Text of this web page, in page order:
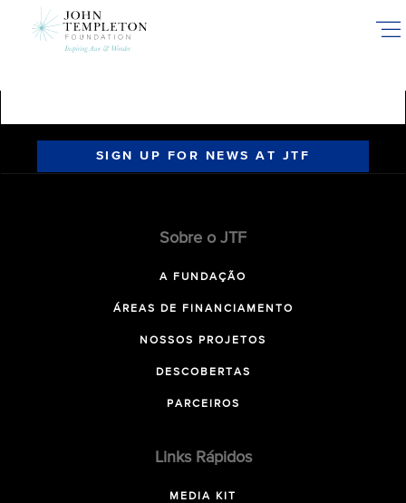
SIGN UP FOR NEWS AT JTF
Sobre o JTF
A FUNDAÇÃO
ÁREAS DE FINANCIAMENTO
NOSSOS PROJETOS
DESCOBERTAS
PARCEIROS
Links Rápidos
MEDIA KIT